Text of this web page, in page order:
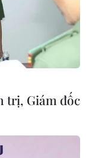
trị, Giám đốc